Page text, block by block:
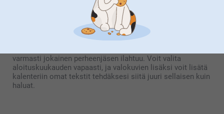
joka tilanteeseen!
Meiltä löydät malleja moneen käyttöön, esim. pöydälle,
seinälle ja keittiöön – löytyypä meiltä jopa
samalla toimii kalenterina. Joulu-, syntymäpäivä tai
varmasti jokainen perheenjäsen ilahtuu. Voit valita
aloituskuukauden vapaasti, ja valokuvien lisäksi voit lisätä
kalenteriin omat tekstit tehdäksesi siitä juuri sellaisen kuin
haluat.